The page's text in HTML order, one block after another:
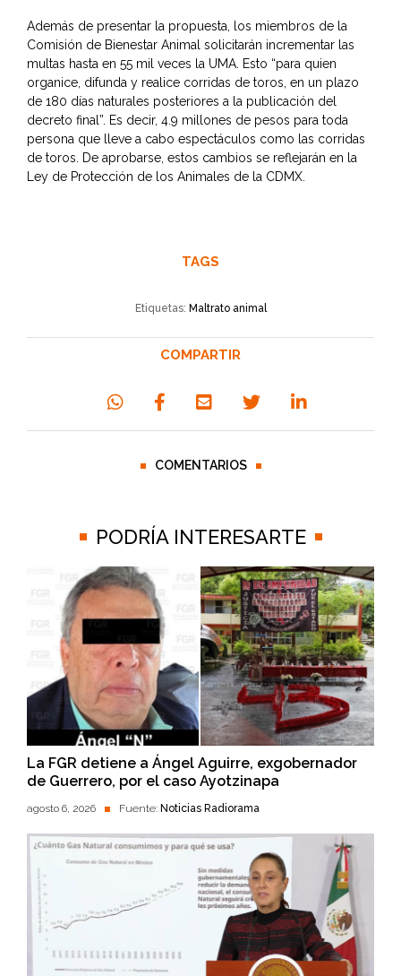
Además de presentar la propuesta, los miembros de la
Comisión de Bienestar Animal solicitarán incrementar las
multas hasta en 55 mil veces la UMA. Esto “para quien
organice, difunda y realice corridas de toros, en un plazo
de 180 días naturales posteriores a la publicación del
decreto final”. Es decir, 4.9 millones de pesos para toda
persona que lleve a cabo espectáculos como las corridas
de toros. De aprobarse, estos cambios se reflejarán en la
Ley de Protección de los Animales de la CDMX.
TAGS
Etiquetas: Maltrato animal
COMPARTIR
COMENTARIOS
PODRÍA INTERESARTE
La FGR detiene a Ángel Aguirre, exgobernador
de Guerrero, por el caso Ayotzinapa
agosto 6, 2026 Fuente: Noticias Radiorama